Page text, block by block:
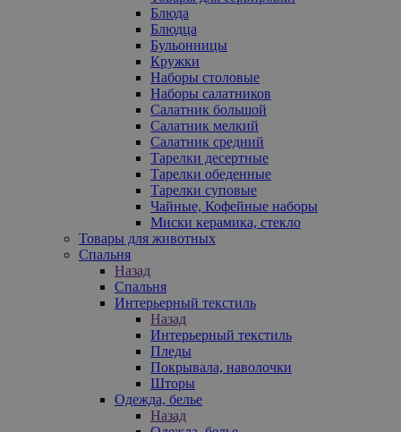
Блюда
Блюдца
Бульонницы
Кружки
Наборы столовые
Наборы салатников
Салатник большой
Салатник мелкий
Салатник средний
Тарелки десертные
Тарелки обеденные
Тарелки суповые
Чайные, Кофейные наборы
Миски керамика, стекло
Товары для животных
Спальня
Назад
Спальня
Интерьерный текстиль
Назад
Интерьерный текстиль
Пледы
Покрывала, наволочки
Шторы
Одежда, белье
Назад